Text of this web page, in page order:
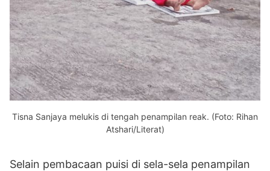
Tisna Sanjaya melukis di tengah penampilan reak. (Foto: Rihan
Atshari/Literat)
Selain pembacaan puisi di sela-sela penampilan